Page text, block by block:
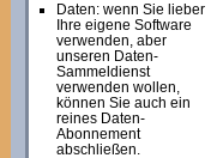
Daten: wenn Sie lieber
Ihre eigene Software
verwenden, aber
unseren Daten-
Sammeldienst
verwenden wollen,
können Sie auch ein
reines Daten-
Abonnement
abschließen.